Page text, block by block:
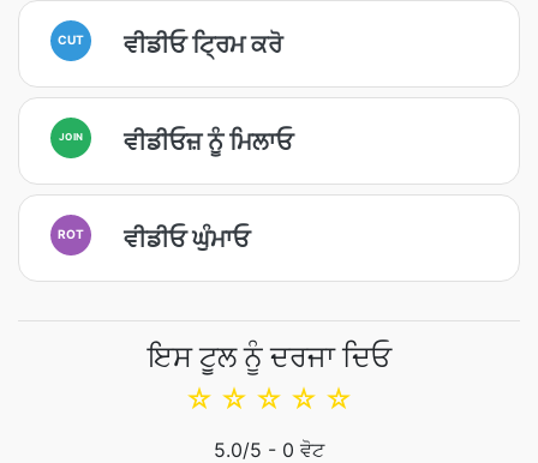
CUT ਵੀਡੀਓ ਟ੍ਰਿਮ ਕਰੋ
JOIN ਵੀਡੀਓਜ਼ ਨੂੰ ਮਿਲਾਓ
ROT ਵੀਡੀਓ ਘੁੰਮਾਓ
ਇਸ ਟੂਲ ਨੂੰ ਦਰਜਾ ਦਿਓ
☆
☆
☆
☆
☆
5.0/5 - 0 ਵੋਟ